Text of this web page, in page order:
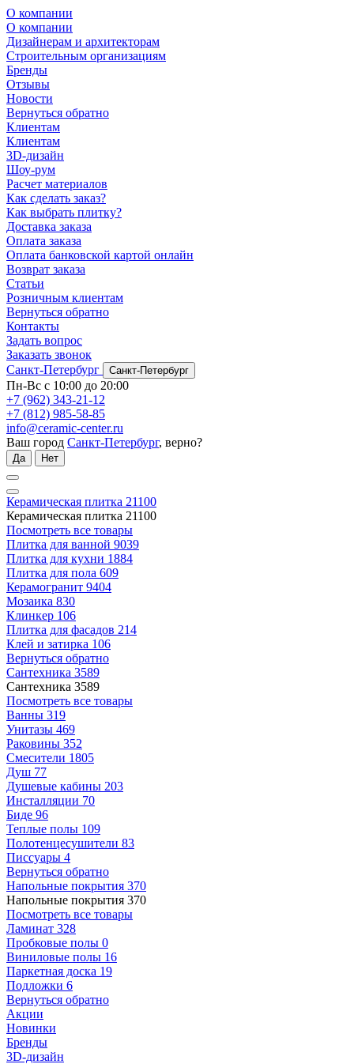
О компании
О компании
Дизайнерам и архитекторам
Строительным организациям
Бренды
Отзывы
Новости
Вернуться обратно
Клиентам
Клиентам
3D-дизайн
Шоу-рум
Расчет материалов
Как сделать заказ?
Как выбрать плитку?
Доставка заказа
Оплата заказа
Оплата банковской картой онлайн
Возврат заказа
Статьи
Розничным клиентам
Вернуться обратно
Контакты
Задать вопрос
Заказать звонок
Санкт-Петербург
Санкт-Петербург
Пн-Вс с 10:00 до 20:00
+7 (962) 343-21-12
+7 (812) 985-58-85
info@ceramic-center.ru
Ваш город Санкт-Петербург, верно?
Да Нет
Керамическая плитка 21100
Керамическая плитка 21100
Посмотреть все товары
Плитка для ванной 9039
Плитка для кухни 1884
Плитка для пола 609
Керамогранит 9404
Мозаика 830
Клинкер 106
Плитка для фасадов 214
Клей и затирка 106
Вернуться обратно
Сантехника 3589
Сантехника 3589
Посмотреть все товары
Ванны 319
Унитазы 469
Раковины 352
Смесители 1805
Душ 77
Душевые кабины 203
Инсталляции 70
Биде 96
Теплые полы 109
Полотенцесушители 83
Писсуары 4
Вернуться обратно
Напольные покрытия 370
Напольные покрытия 370
Посмотреть все товары
Ламинат 328
Пробковые полы 0
Виниловые полы 16
Паркетная доска 19
Подложки 6
Вернуться обратно
Акции
Новинки
Бренды
3D-дизайн